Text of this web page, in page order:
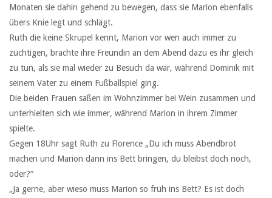
Monaten sie dahin gehend zu bewegen, dass sie Marion ebenfalls
übers Knie legt und schlägt.
Ruth die keine Skrupel kennt, Marion vor wen auch immer zu
züchtigen, brachte ihre Freundin an dem Abend dazu es ihr gleich
zu tun, als sie mal wieder zu Besuch da war, während Dominik mit
seinem Vater zu einem Fußballspiel ging.
Die beiden Frauen saßen im Wohnzimmer bei Wein zusammen und
unterhielten sich wie immer, während Marion in ihrem Zimmer
spielte.
Gegen 18Uhr sagt Ruth zu Florence „Du ich muss Abendbrot
machen und Marion dann ins Bett bringen, du bleibst doch noch,
oder?“
„Ja gerne, aber wieso muss Marion so früh ins Bett? Es ist doch